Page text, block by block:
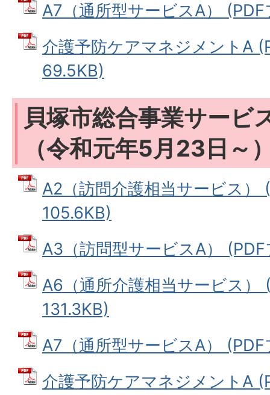
A7（通所型サービスA）
介護予防ケアマネジメントA
69.5KB)
貝塚市総合事業サービ
（令和元年5月23日～
A2（訪問介護相当サービス）
105.6KB)
A3（訪問型サービスA）
A6（通所介護相当サービス）
131.3KB)
A7（通所型サービスA）
介護予防ケアマネジメントA